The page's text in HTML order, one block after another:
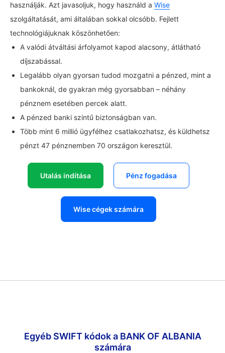
használják. Azt javasoljuk, hogy használd a Wise
szolgáltatását, ami általában sokkal olcsóbb. Fejlett
technológiájuknak köszönhetően:
A valódi átváltási árfolyamot kapod alacsony, átlátható
díjszabással.
Legalább olyan gyorsan tudod mozgatni a pénzed, mint a
bankoknál, de gyakran még gyorsabban – néhány
pénznem esetében percek alatt.
A pénzed banki szintű biztonságban van.
Több mint 6 millió ügyfélhez csatlakozhatsz, és küldhetsz
pénzt 47 pénznemben 70 országon keresztül.
Utalás indítása Pénz fogadása
Wise cégek számára
Egyéb SWIFT kódok a BANK OF ALBANIA
számára